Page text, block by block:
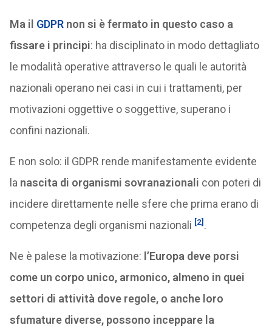
Ma il GDPRnon si è fermato in questo caso a
fissare i principi: ha disciplinato in modo dettagliato
le modalità operative attraverso le quali le autorità
nazionali operano nei casi in cui i trattamenti, per
motivazioni oggettive o soggettive, superano i
confini nazionali.
E non solo: il GDPR rende manifestamente evidente
la nascita di organismi sovranazionali con poteri di
incidere direttamente nelle sfere che prima erano di
competenza degli organismi nazionali [2] .
Ne è palese la motivazione: l’Europa deve porsi
come un corpo unico, armonico, almeno in quei
settori di attività dove regole, o anche loro
sfumature diverse, possono inceppare la